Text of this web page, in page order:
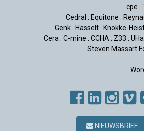
cpe .
Cedral . Equitone .
Genk. Hasselt. Knokke-
Cera. C-mine . CCHA. Z33 .
Steven Massart
NIEUWSBRIEF